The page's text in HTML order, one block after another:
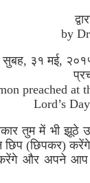
by
सुबह, ३१ मई,
preached at
Lord’s
तुम में भी झूठे
छिप (छिपकर)
और अपने आप